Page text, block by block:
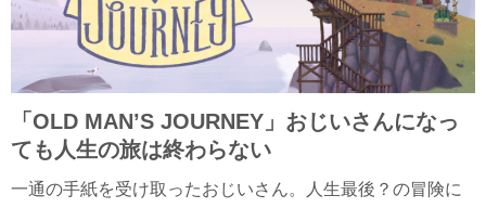
「OLD MAN’S JOURNEY」おじいさんになっ
ても人生の旅は終わらない
一通の手紙を受け取ったおじいさん。人生最後？の冒険に